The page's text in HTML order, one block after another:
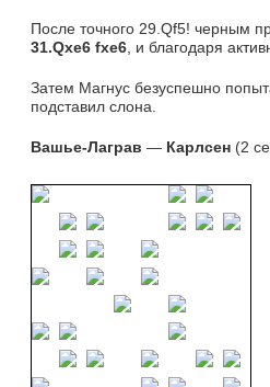
После точного 29.Qf5! черным
31.Qxe6 fxe6 , и благодаря
Затем Магнус безуспешно
подставил слона.
Вашье-Лаграв — Карлсен (2